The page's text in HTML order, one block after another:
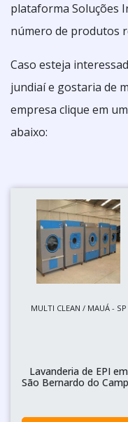
plataforma Soluções
número de produtos
Caso esteja
jundiaí e gostaria de
empresa clique em
abaixo:
MULTI CLEAN / MAUÁ - SP
Lavanderia de EPI em
São Bernardo do